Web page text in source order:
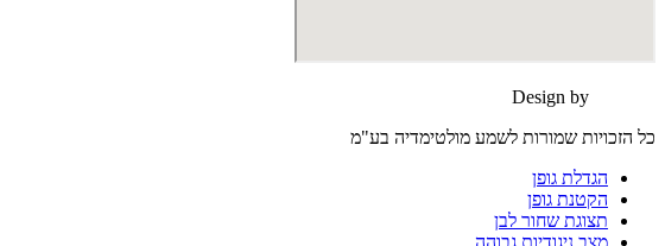
Design by
כל הזכויות שמורות לשמע מולטימדיה בע"מ
הגדלת גופן
הקטנת גופן
תצוגת שחור לבן